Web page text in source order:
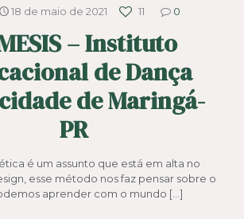
18 de maio de 2021 11 0
– Instituto
de Dança
de Maringá-
PR
é um assunto que está em alta no
esse método nos faz pensar sobre o
aprender com o mundo […]